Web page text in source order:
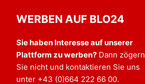
WERBEN AUF BLO24
Sie haben Interesse auf unserer
Plattform zu werben? Dann zögern
Sie nicht und kontaktieren Sie uns
unter +43 (0)664 222 66 00.